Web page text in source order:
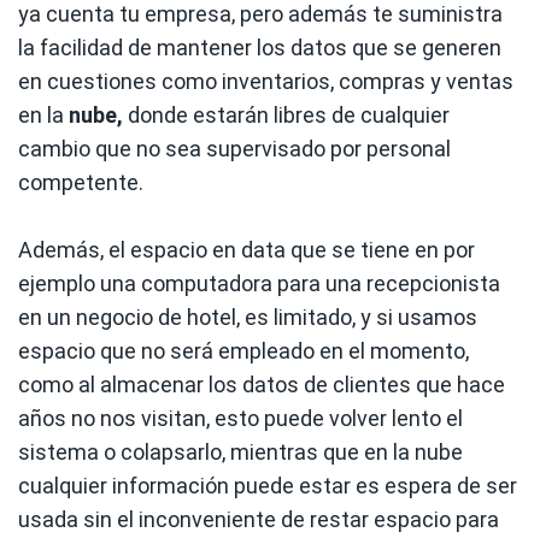
ya cuenta tu empresa, pero además te suministra
la facilidad de mantener los datos que se generen
en cuestiones como inventarios, compras y ventas
en la nube, donde estarán libres de cualquier
cambio que no sea supervisado por personal
competente.
Además, el espacio en data que se tiene en por
ejemplo una computadora para una recepcionista
en un negocio de hotel, es limitado, y si usamos
espacio que no será empleado en el momento,
como al almacenar los datos de clientes que hace
años no nos visitan, esto puede volver lento el
sistema o colapsarlo, mientras que en la nube
cualquier información puede estar es espera de ser
usada sin el inconveniente de restar espacio para